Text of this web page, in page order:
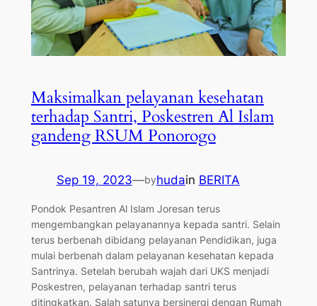
Maksimalkan pelayanan kesehatan
terhadap Santri, Poskestren Al Islam
gandeng RSUM Ponorogo
Sep 19, 2023—byhudain BERITA
Pondok Pesantren Al Islam Joresan terus
mengembangkan pelayanannya kepada santri. Selain
terus berbenah dibidang pelayanan Pendidikan, juga
mulai berbenah dalam pelayanan kesehatan kepada
Santrinya. Setelah berubah wajah dari UKS menjadi
Poskestren, pelayanan terhadap santri terus
ditingkatkan. Salah satunya bersinergi dengan Rumah